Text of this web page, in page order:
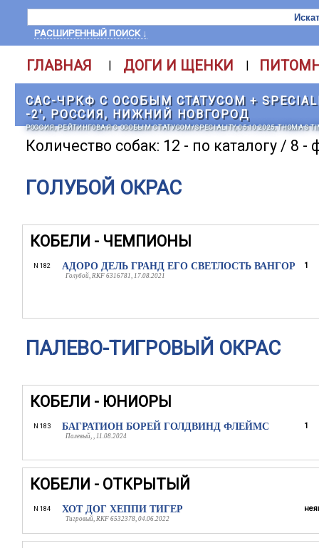
РАСШИРЕННЫЙ ПОИСК ↓
ГЛАВНАЯ | ДОГИ И ЩЕНКИ |
САС-ЧРКФ С ОСОБЫМ СТАТУСОМ +
-2', РОССИЯ, НИЖНИЙ НОВГОРОД
РОССИЯ, РЕЙТИНГОВАЯ С ОСОБЫМ СТАТУСОМ/SPECIALITY, 05.10.2025, THOMAS
Количество собак: 12 - по каталогу / 8 -
ГОЛУБОЙ ОКРАС
КОБЕЛИ - ЧЕМПИОНЫ
N 182 АДОРО ДЕЛЬ ГРАНД ЕГО СВЕТЛОСТЬ ВАНГОР
Голубой, RKF 6316781, 17.08.2021
1
ПАЛЕВО-ТИГРОВЫЙ ОКРАС
КОБЕЛИ - ЮНИОРЫ
N 183 БАГРАТИОН БОРЕЙ ГОЛДВИНД ФЛЕЙМС
Палевый, , 11.08.2024
1
КОБЕЛИ - ОТКРЫТЫЙ
N 184 ХОТ ДОГ ХЕППИ ТИГЕР
Тигровый, RKF 6532378, 04.06.2022